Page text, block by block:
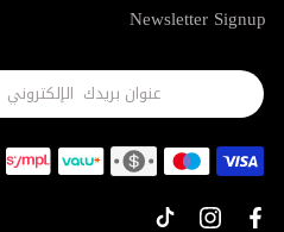
Newsletter Signup